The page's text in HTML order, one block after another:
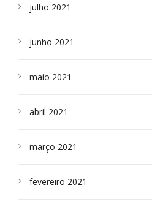
julho 2021
junho 2021
maio 2021
abril 2021
março 2021
fevereiro 2021